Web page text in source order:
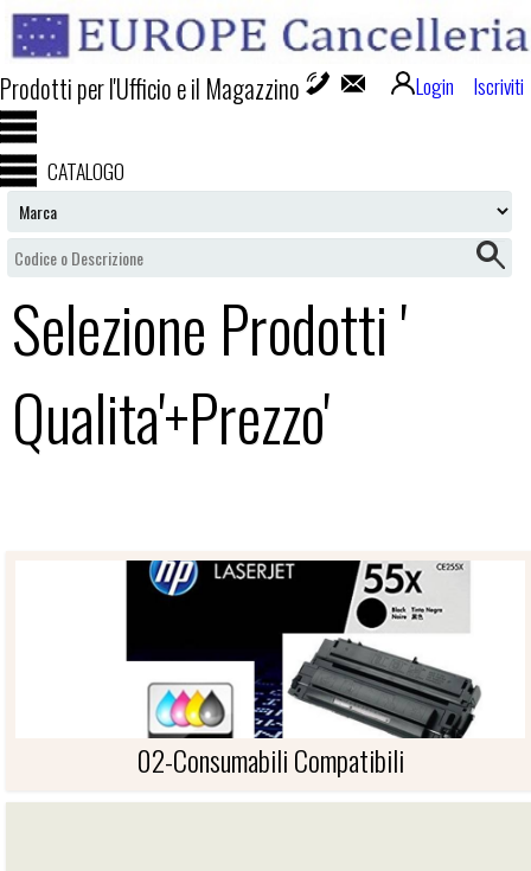
Prodotti per l'Ufficio e il Magazzino Login Iscriviti
CATALOGO
Selezione Prodotti '
Qualita'+Prezzo'
02-Consumabili Compatibili